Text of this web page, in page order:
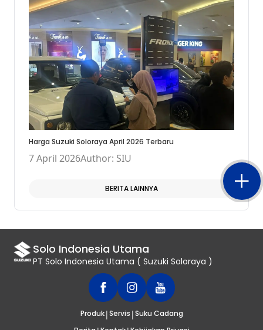
Harga Suzuki Soloraya April 2026 Terbaru
7 April 2026Author: SIU
BERITA LAINNYA
Solo Indonesia Utama
PT Solo Indonesia Utama ( Suzuki Soloraya )
Produk|Servis |Suku Cadang